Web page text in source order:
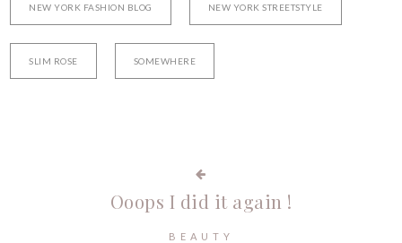
NEW YORK FASHION BLOG NEW YORK STREETSTYLE
SLIM ROSE SOMEWHERE
Ooops I did it again !
BEAUTY